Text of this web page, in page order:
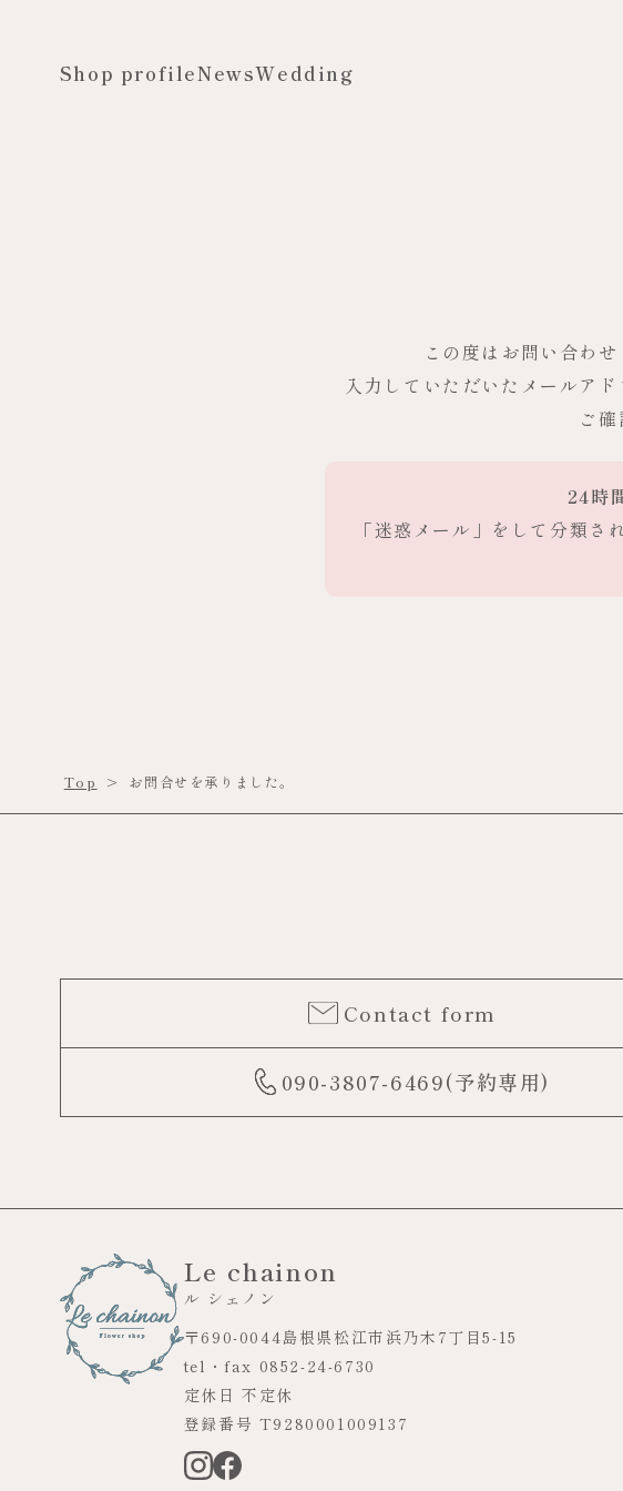
Shop profileNewsWedding
この度はお問い合わ
入力していただいたメールア
ご
24時
「迷惑メール」をして分類
Top > お問合せを承りました。
Contact form
090-3807-6469(予約専用)
Le chainon
ル シェノン
〒690-0044島根県松江市浜乃木7丁目5-15
tel・fax 0852-24-6730
定休日 不定休
登録番号 T9280001009137